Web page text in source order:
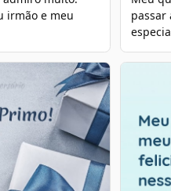
irmão e meu
passar